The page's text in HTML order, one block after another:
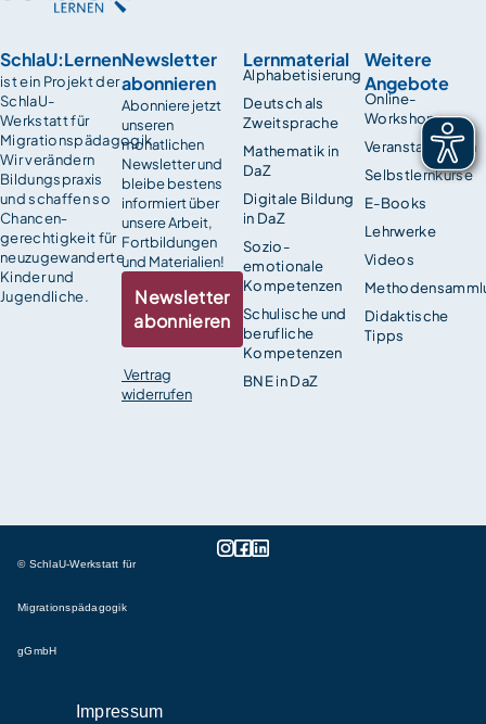
SchlaU:Lernen
ist ein Projekt der
SchlaU-
Werkstatt für
Migrationspädagogik.
Wir verändern
Bildungspraxis
und schaffen so
Chancen­
gerechtigkeit für
neuzugewanderte
Kinder und
Jugendliche.
Lernmaterial
Alphabetisierung
Deutsch als
Zweitsprache
Mathematik in
DaZ
Digitale Bildung
in DaZ
Sozio-
emotionale
Kompetenzen
Schulische und
berufliche
Kompetenzen
BNE in DaZ
Weitere
Angebote
Online-
Workshops
Veranstaltungen
Selbstlernkurse
E-Books
Lehrwerke
Videos
Didaktische
Tipps
Newsletter
abonnieren
Abonniere jetzt
unseren
monatlichen
Newsletter und
bleibe bestens
informiert über
unsere Arbeit,
Fortbildungen
und Materialien!
Newsletter
abonnieren
Vertrag
widerrufen
© SchlaU-Werkstatt für
Migrationspädagogik
gGmbH
Impressum